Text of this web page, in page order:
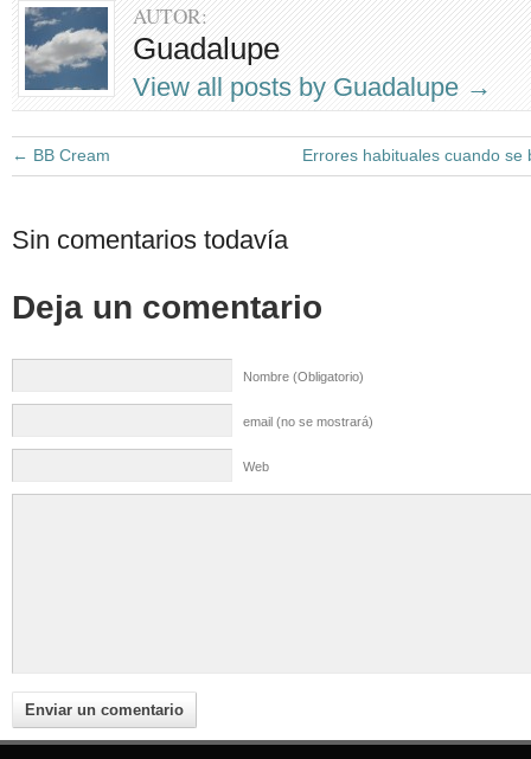
AUTOR:
Guadalupe
View all posts by Guadalupe →
← BB Cream Errores habituales cuando
Sin comentarios todavía
Deja un comentario
Nombre (Obligatorio)
email (no se mostrará)
Web